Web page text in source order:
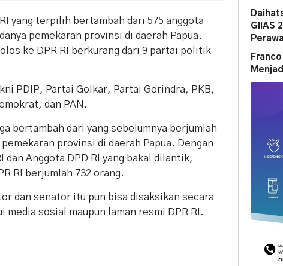
yang terpilih bertambah dari 575 anggota
pemekaran provinsi di daerah Papua.
ke DPR RI berkurang dari 9 partai politik
PDIP, Partai Golkar, Partai Gerindra, PKB,
dan PAN.
bertambah dari yang sebelumnya berjumlah
provinsi di daerah Papua. Dengan
dan Anggota DPD RI yang bakal dilantik,
RI berjumlah 732 orang.
dan senator itu pun bisa disaksikan secara
media sosial maupun laman resmi DPR RI.
GIIAS